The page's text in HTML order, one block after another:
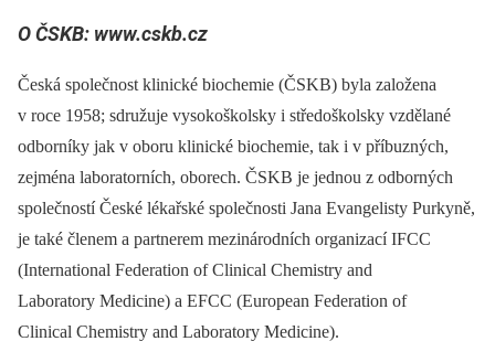
O ČSKB: www.cskb.cz
Česká společnost klinické biochemie (ČSKB) byla založena
v roce 1958; sdružuje vysokoškolsky i středoškolsky vzdělané
odborníky jak v oboru klinické biochemie, tak i v příbuzných,
zejména laboratorních, oborech. ČSKB je jednou z odborných
společností České lékařské společnosti Jana Evangelisty Purkyně,
je také členem a partnerem mezinárodních organizací IFCC
(International Federation of Clinical Chemistry and
Laboratory Medicine) a EFCC (European Federation of
Clinical Chemistry and Laboratory Medicine).